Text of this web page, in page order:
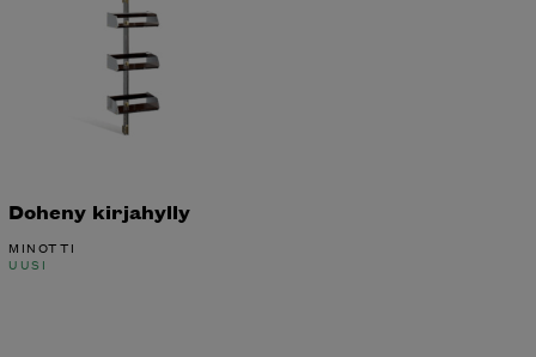
Doheny kirjahylly
UUSI